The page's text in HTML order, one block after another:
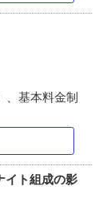
、基本料金制
イト組成の影